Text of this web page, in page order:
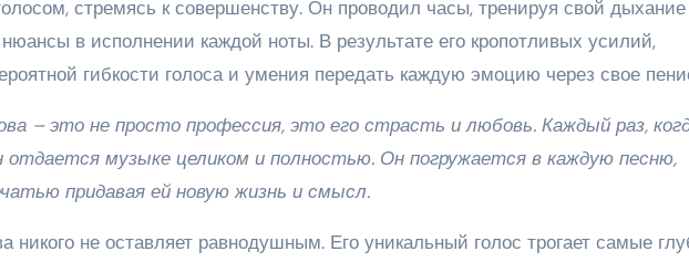
стремясь к совершенству. Он проводил часы, тренируя свой
в исполнении каждой ноты. В результате его кропотливых усилий,
гибкости голоса и умения передать каждую эмоцию через свое
– это не просто профессия, это его страсть и любовь. Каждый раз,
отдается музыке целиком и полностью. Он погружается в каждую песню,
придавая ей новую жизнь и смысл.
никого не оставляет равнодушным. Его уникальный голос трогает самые